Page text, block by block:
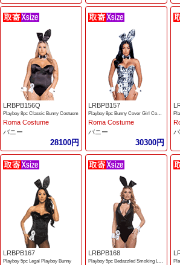
LRBPB156Q
Playboy 8pc Classic Bunny Costuem
Roma Costume
バニー
28100円
LRBPB157
Roma Costume
バニー
30300円
LRBPB167
Playboy 5pc Legal Playboy Bunny
LRBPB168
Playboy 5pc Bedazzled Smoking Lounge Bunny